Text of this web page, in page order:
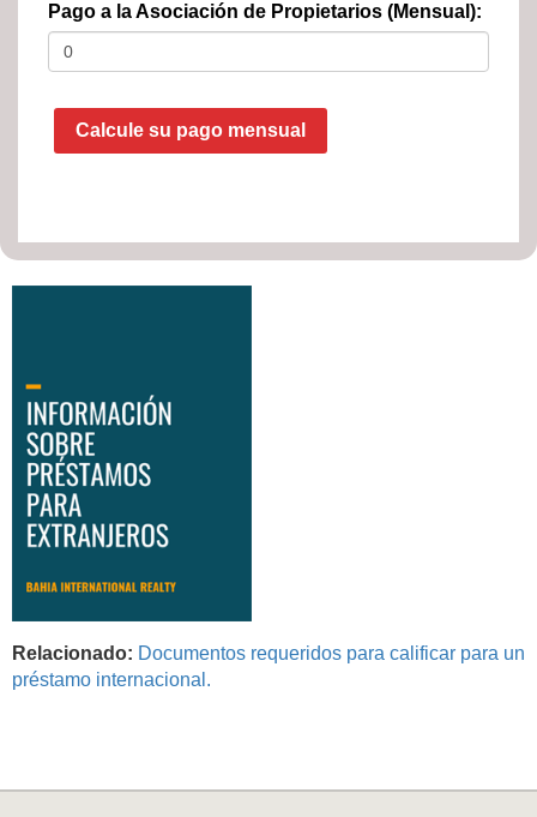
Pago a la Asociación de Propietarios (Mensual):
Calcule su pago mensual
Relacionado: Documentos requeridos para calificar para un
préstamo internacional.